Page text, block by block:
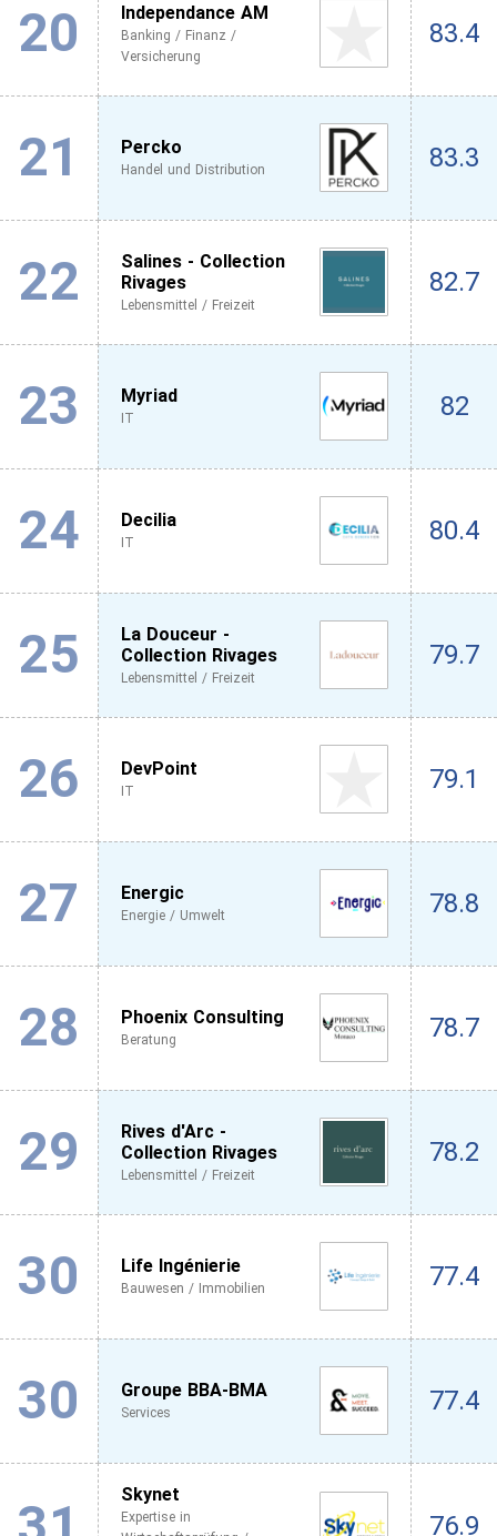
20 Independance AM
Banking / Finanz /
Versicherung
83.4
21 Percko
Handel und Distribution 83.3
22
Salines - Collection
Rivages
Lebensmittel / Freizeit
82.7
23 Myriad
IT 82
24 Decilia
IT 80.4
25
La Douceur -
Collection Rivages
Lebensmittel / Freizeit
79.7
26 DevPoint
IT 79.1
27 Energic
Energie / Umwelt 78.8
28 Phoenix Consulting
Beratung 78.7
29
Rives d'Arc -
Collection Rivages
Lebensmittel / Freizeit
78.2
30 Life Ingénierie
Bauwesen / Immobilien 77.4
30 Groupe BBA-BMA
Services 77.4
Skynet
Expertise in
76.9